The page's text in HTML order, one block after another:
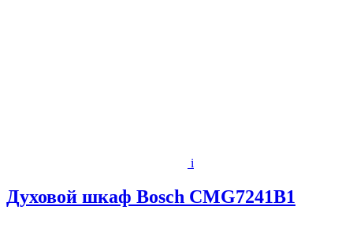
i
Духовой шкаф Bosch CMG7241B1